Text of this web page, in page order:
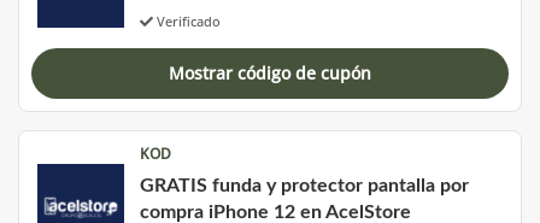
Verificado
Mostrar código de cupón
KOD
GRATIS funda y protector pantalla por
compra iPhone 12 en AcelStore